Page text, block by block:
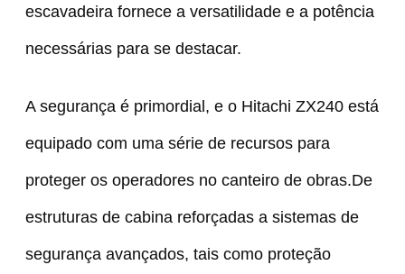
escavadeira fornece a versatilidade e a potência
necessárias para se destacar.
A segurança é primordial, e o Hitachi ZX240 está
equipado com uma série de recursos para
proteger os operadores no canteiro de obras.De
estruturas de cabina reforçadas a sistemas de
segurança avançados, tais como proteção